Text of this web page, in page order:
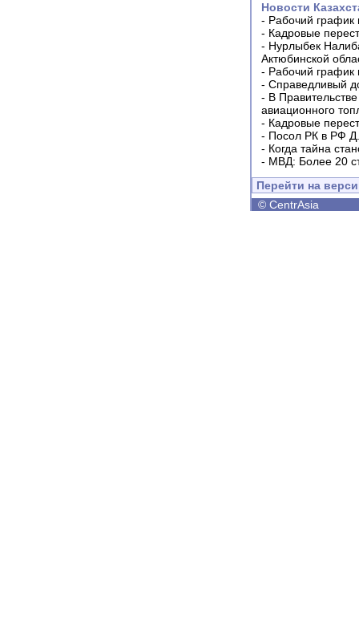
Новости
- Рабочий график
- Кадровые
- Нурлыбек
Актюбинской
- Рабочий график
- Справедливый
- В
авиационного
- Кадровые
- Посол РК в РФ
- Когда тайна
- МВД: Более 20
Перейти на
© CentrAsia